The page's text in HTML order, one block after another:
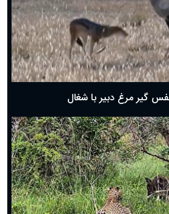
۱۴۰۴
رفت؟
گیر مرغ دبیر با شغال